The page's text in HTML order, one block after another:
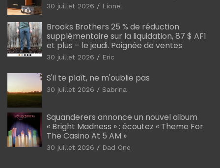
30 juillet 2026 Lionel
Brooks Brothers 25 % de réduction
supplémentaire sur la liquidation, 87 $ AF1
et plus – le jeudi. Poignée de ventes
30 juillet 2026 Eric
S'il te plaît, ne m'oublie pas
30 juillet 2026 Sabrina
Squanderers annonce un nouvel album
« Bright Madness » : écoutez « Theme For
The Casino At 5 AM »
30 juillet 2026 Dad One